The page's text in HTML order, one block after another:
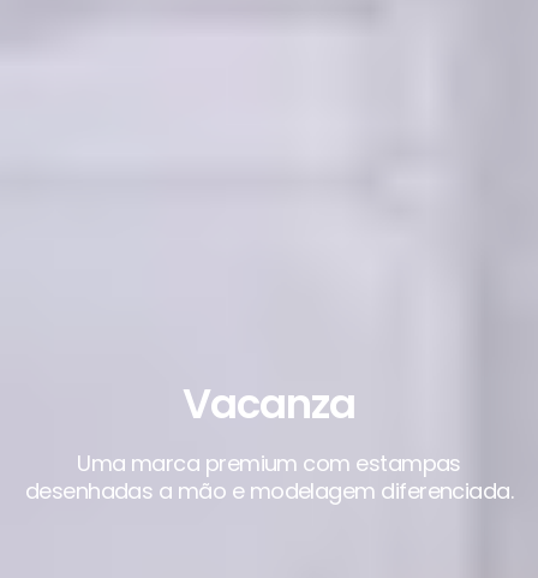
Vacanza
Uma marca premium com estampas
desenhadas a mão e modelagem diferenciada.